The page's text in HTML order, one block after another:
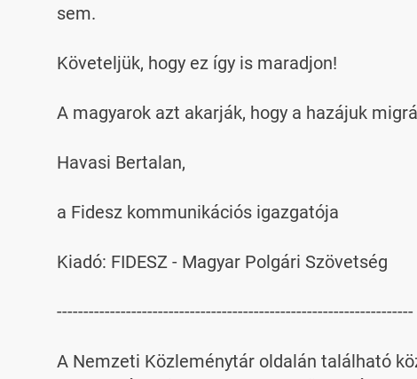
sem.
Követeljük, hogy ez így is maradjon!
A magyarok azt akarják, hogy a hazájuk
Havasi Bertalan,
a Fidesz kommunikációs igazgatója
Kiadó: FIDESZ - Magyar Polgári Szövetség
-------------------------------------------------------------------
A Nemzeti Közleménytár oldalán található